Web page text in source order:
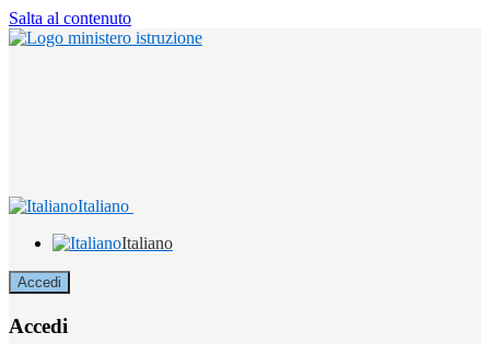
Salta al contenuto
Italiano
Italiano
Accedi
Accedi